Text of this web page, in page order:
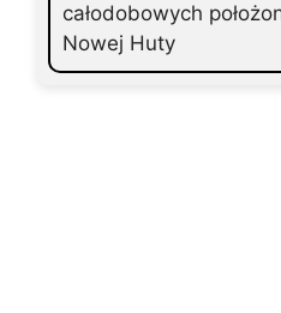
całodobowych
Nowej Huty